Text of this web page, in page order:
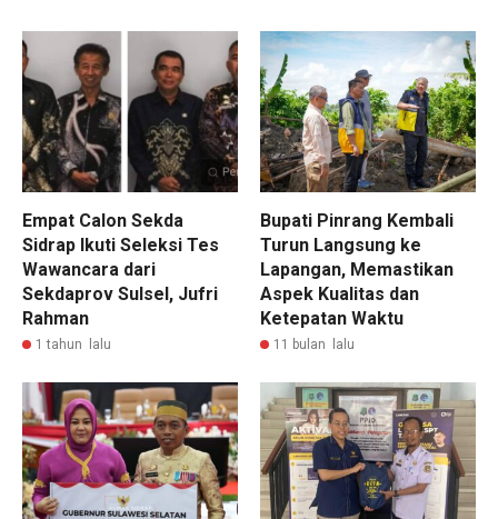
Empat Calon Sekda
Sidrap Ikuti Seleksi Tes
Wawancara dari
Sekdaprov Sulsel, Jufri
Rahman
1 tahun lalu
Bupati Pinrang Kembali
Turun Langsung ke
Lapangan, Memastikan
Aspek Kualitas dan
Ketepatan Waktu
11 bulan lalu